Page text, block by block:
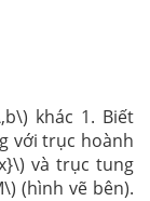
khác 1. Biết
với trục hoành
và trục tung
(hình vẽ bên).